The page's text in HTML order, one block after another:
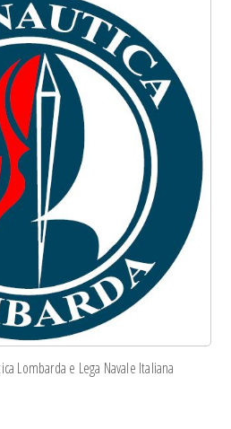
Lombarda e Lega Navale Italiana